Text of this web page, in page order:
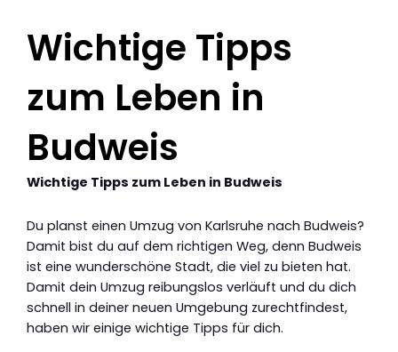
Wichtige Tipps
zum Leben in
Budweis
Wichtige Tipps zum Leben in Budweis
Du planst einen Umzug von Karlsruhe nach Budweis?
Damit bist du auf dem richtigen Weg, denn Budweis
ist eine wunderschöne Stadt, die viel zu bieten hat.
Damit dein Umzug reibungslos verläuft und du dich
schnell in deiner neuen Umgebung zurechtfindest,
haben wir einige wichtige Tipps für dich.